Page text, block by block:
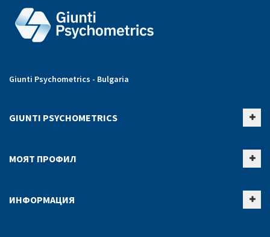
Giunti Psychometrics - Bulgaria
GIUNTI PSYCHOMETRICS
МОЯТ ПРОФИЛ
ИНФОРМАЦИЯ